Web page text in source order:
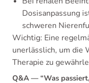
Dosisanpassung
schweren
Wichtig: Eine
unerlässlich, um die
Therapie zu
Q&A — “Was